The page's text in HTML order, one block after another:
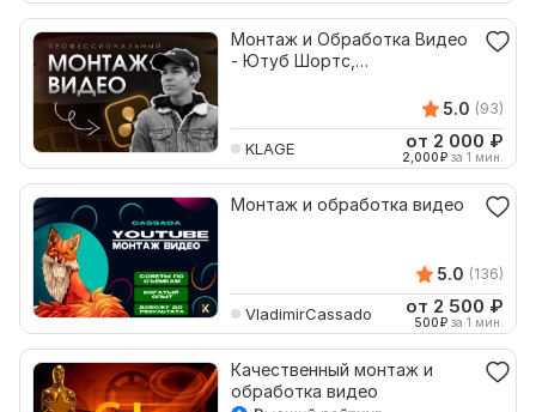
Монтаж и Обработка Видео
- Ютуб Шортс,
5.0 (93)
KLAGE от 2 000 ₽
2,000₽ за 1 мин.
Монтаж и обработка видео
5.0 (136)
VladimirCassado от 2 500 ₽
500₽ за 1 мин.
Качественный монтаж и
обработка видео